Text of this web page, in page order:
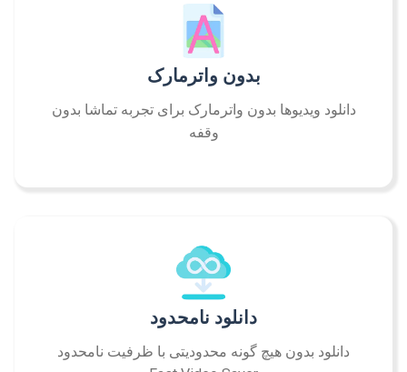
بدون واترمارک
دانلود ویدیوها بدون واترمارک برای تجربه تماشا بدون
وقفه
دانلود نامحدود
دانلود بدون هیچ گونه محدودیتی با ظرفیت نامحدود